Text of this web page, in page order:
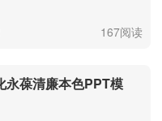
167阅读